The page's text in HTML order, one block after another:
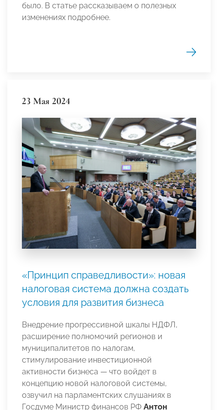
было. В статье рассказываем о полезных
изменениях подробнее.
23 Мая 2024
«Принцип справедливости»: новая
налоговая система должна создать
условия для развития бизнеса
Внедрение прогрессивной шкалы НДФЛ,
расширение полномочий регионов и
муниципалитетов по налогам,
стимулирование инвестиционной
активности бизнеса — что войдет в
концепцию новой налоговой системы,
озвучил на парламентских слушаниях в
Госдуме Министр финансов РФ Антон